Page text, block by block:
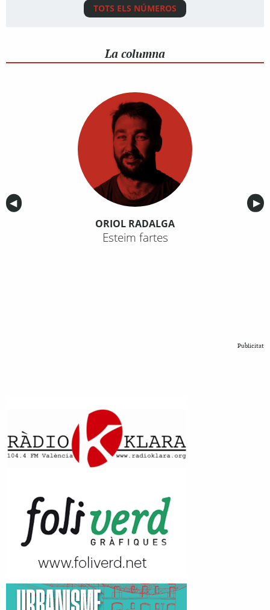
TOTS ELS NÚMEROS
La columna
Anterior
◀︎ ▶︎
ORIOL RADALGA
Esteim fartes
Publicitat